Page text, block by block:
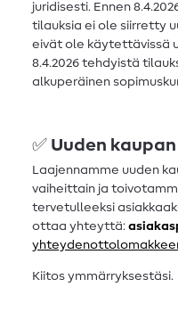
juridisesti. Ennen
tilauksia ei ole siirretty
eivät ole käytettävissä
8.4.2026 tehdyistä
alkuperäinen
✅ Uuden
Laajennamme uuden
vaiheittain ja
tervetulleeksi
ottaa yhteyttä:
Kiitos ymmärryksestäsi.